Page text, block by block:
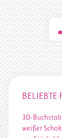
BELIEBTE
3D-
weißer